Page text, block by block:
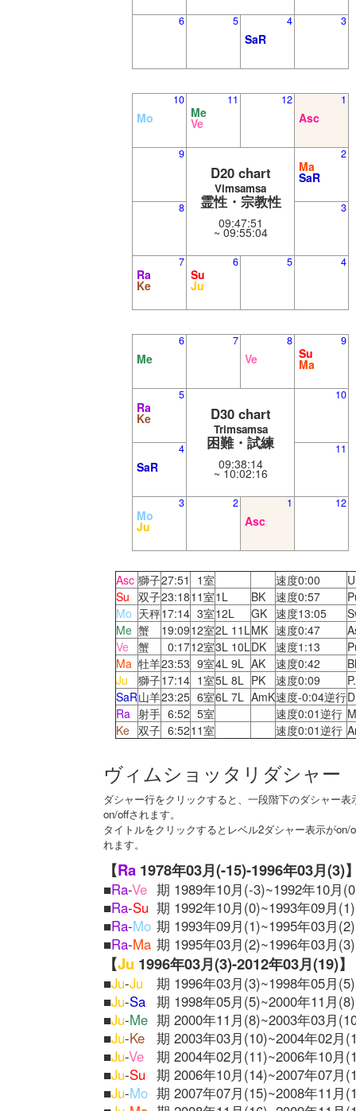
6 5
SaR
4 3
Mo
10
Me
Ve
11 12
Asc
1
9
D20 chart
Vimsamsa
霊性・宗教性
09:47:51
~ 09:55:04
Ma
SaR
2
8 3
Ra
Ke
7
Su
Ju
6 5 4
Me
6 7
Ve
8
Su
Ma
9
Ra
Ke
5
D30 chart
Trimsamsa
困難・試練
09:38:14
~ 10:02:16
10
SaR
4 11
Mo
Ju
3 2
Asc
1 12
Asc 獅子27:51 1室 速度0:00
Su 双子23:1811室1L BK 速度0:57
Mo 天秤17:14 3室12L GK 速度13:05
Me 蟹 19:0912室2L 11LMK 速度0:47
Ve
蟹 0:1712室3L 10LDK 速度1:13
Ma 牡羊23:53 9室4L 9L AK 速度0:42
Ju
獅子17:14 1室5L 8L PK 速度0:09
SaR山羊23:25 6室6L 7L AmK速度-0:04逆行
Ra 射手 6:52 5室 速度0:01逆行
Ke 双子 6:5211室 速度0:01逆行
ヴィムショッタリダシャー
ダシャー行をクリックすると、一段階下のダシャー表
on/offされます。
タイトルをクリックするとレベル2ダシャー表示がon/
れます。
【Ra 1978年03月(-15)-1996年03月(3)
■Ra-Ve 期 1989年10月(-3)~1992年10月
■Ra-Su 期 1992年10月(0)~1993年09月(1)
■Ra-Mo 期 1993年09月(1)~1995年03月(2)
■Ra-Ma 期 1995年03月(2)~1996年03月(3)
【Ju 1996年03月(3)-2012年03月(19)】
■Ju-Ju
期 1996年03月(3)~1998年05月(5)
■Ju-Sa 期 1998年05月(5)~2000年11月(8)
■Ju-Me 期 2000年11月(8)~2003年03月
■Ju-Ke
期 2003年03月(10)~2004年02月
■Ju-Ve
期 2004年02月(11)~2006年10月
■Ju-Su
期 2006年10月(14)~2007年07月
■Ju-Mo 期 2007年07月(15)~2008年11月